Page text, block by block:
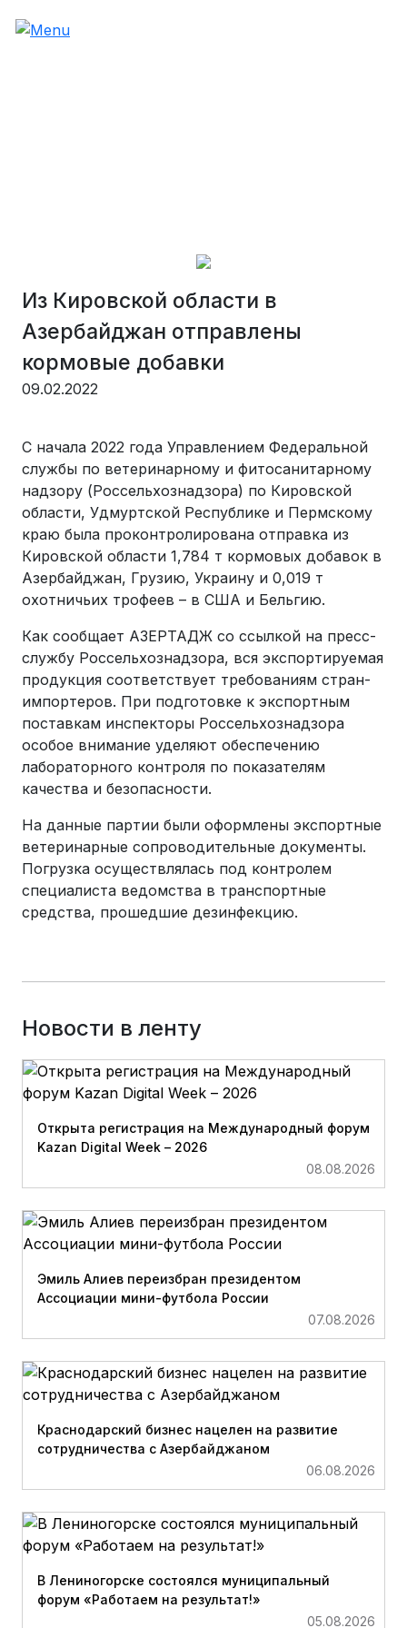
Из Кировской области в
Азербайджан отправлены
кормовые добавки
09.02.2022
С начала 2022 года Управлением Федеральной
службы по ветеринарному и фитосанитарному
надзору (Россельхознадзора) по Кировской
области, Удмуртской Республике и Пермскому
краю была проконтролирована отправка из
Кировской области 1,784 т кормовых добавок в
Азербайджан, Грузию, Украину и 0,019 т
охотничьих трофеев – в США и Бельгию.
Как сообщает АЗЕРТАДЖ со ссылкой на пресс-
службу Россельхознадзора, вся экспортируемая
продукция соответствует требованиям стран-
импортеров. При подготовке к экспортным
поставкам инспекторы Россельхознадзора
особое внимание уделяют обеспечению
лабораторного контроля по показателям
качества и безопасности.
На данные партии были оформлены экспортные
ветеринарные сопроводительные документы.
Погрузка осуществлялась под контролем
специалиста ведомства в транспортные
средства, прошедшие дезинфекцию.
Новости в ленту
Открыта регистрация на Международный форум
Kazan Digital Week – 2026
08.08.2026
Эмиль Алиев переизбран президентом
Ассоциации мини-футбола России
07.08.2026
Краснодарский бизнес нацелен на развитие
сотрудничества с Азербайджаном
06.08.2026
В Лениногорске состоялся муниципальный
форум «Работаем на результат!»
05.08.2026